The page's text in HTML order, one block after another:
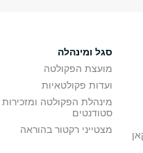
סגל ומינהלה
מועצת הפקולטה
ועדות פקולטאיות
מינהלת הפקולטה ומזכירות
סטודנטים
מצטייני רקטור בהוראה